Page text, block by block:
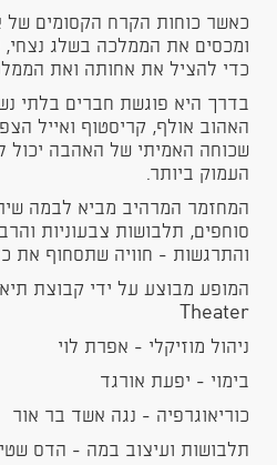
כאשר כוחות הקרח הקסומים של
ומכסים את הממלכה בשלג
כדי להציל את אחותה ואת
בדרך היא פוגשת חברים בלתי
האהוב אולף, קריסטוף ואייל
שכוחה האמיתי של האהבה יכול
העמוק ביותר.
המחזמר המרהיב מביא לבמה
סוחפים, תלבושות צבעוניות
והתרגשות - חוויה שתסחוף את
Theater
ניהול מוזיקלי - אפרת לוי
בימוי - יפעת אורגד
כוריאוגרפיה - נגה אשד בר אור
תלבושות ועיצוב במה - הדס